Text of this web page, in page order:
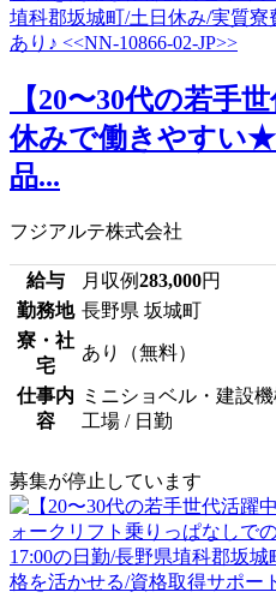
【20〜30代の若手
休みで働きやすい
品...
フジアルテ株式会社
給与 月収例283,000円
勤務地 長野県 坂城町
寮・社
宅
あり（無料）
仕事内
容
ミニショベル・建設
工場 / 日勤
募集が停止しています